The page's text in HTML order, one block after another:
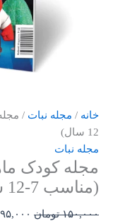
خانه / مجله نبات
12 سال)
مجله نبات
(مناسب 7-12 سال)
۱۵۰,۰۰۰ تومان ۹۵,۰۰۰